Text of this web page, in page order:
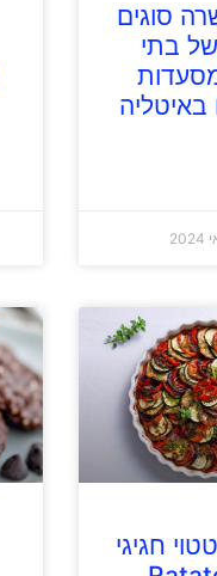
סוגים
בתי
חגיגי